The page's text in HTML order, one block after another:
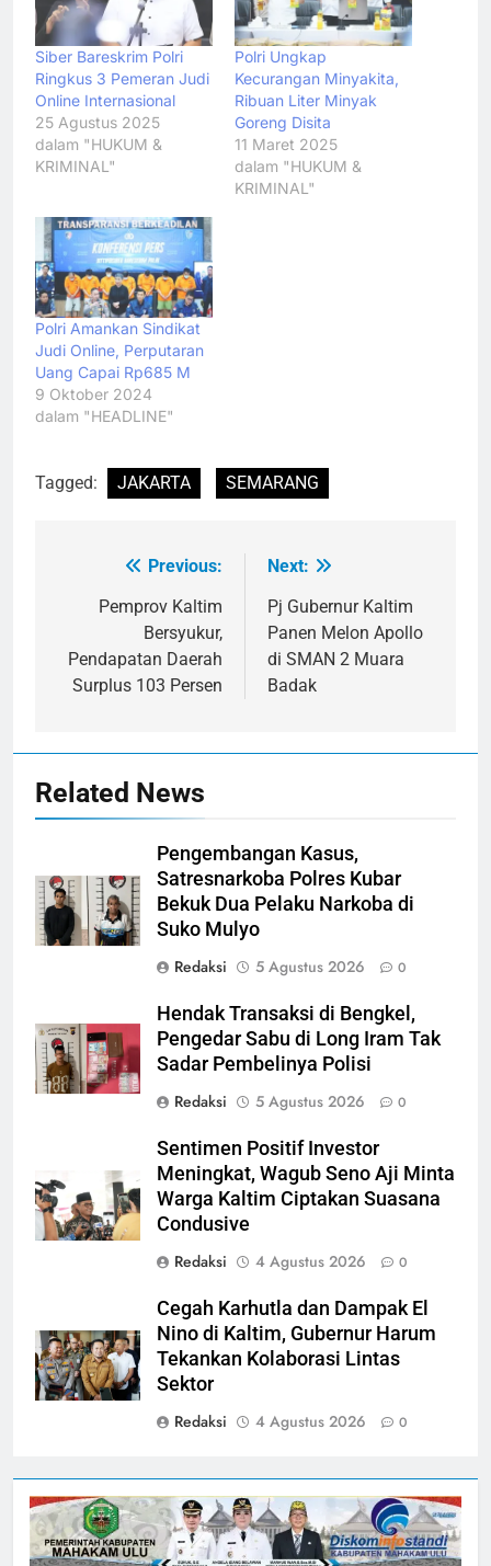
Siber Bareskrim Polri
Ringkus 3 Pemeran Judi
Online Internasional
25 Agustus 2025
dalam "HUKUM &
KRIMINAL"
Polri Ungkap
Kecurangan Minyakita,
Ribuan Liter Minyak
Goreng Disita
11 Maret 2025
dalam "HUKUM &
KRIMINAL"
Polri Amankan Sindikat
Judi Online, Perputaran
Uang Capai Rp685 M
9 Oktober 2024
dalam "HEADLINE"
Tagged: JAKARTA SEMARANG
NavigasiPrevious:
Pemprov Kaltim
Bersyukur,
Pendapatan Daerah
Surplus 103 Persen
Next:
Pj Gubernur Kaltim
Panen Melon Apollo
di SMAN 2 Muara
Badak
Related News
Pengembangan Kasus,
Satresnarkoba Polres Kubar
Bekuk Dua Pelaku Narkoba di
Suko Mulyo
Redaksi
5 Agustus 2026 0
Hendak Transaksi di Bengkel,
Pengedar Sabu di Long Iram Tak
Sadar Pembelinya Polisi
Redaksi
5 Agustus 2026 0
Sentimen Positif Investor
Meningkat, Wagub Seno Aji Minta
Warga Kaltim Ciptakan Suasana
Condusive
Redaksi
4 Agustus 2026 0
Cegah Karhutla dan Dampak El
Nino di Kaltim, Gubernur Harum
Tekankan Kolaborasi Lintas
Sektor
Redaksi
4 Agustus 2026 0